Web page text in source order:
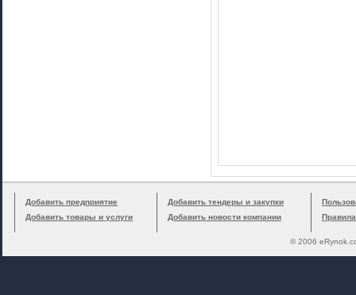
Добавить предприятие
Добавить товары и услуги
Добавить тендеры и закупки
Добавить новости компании
© 2006